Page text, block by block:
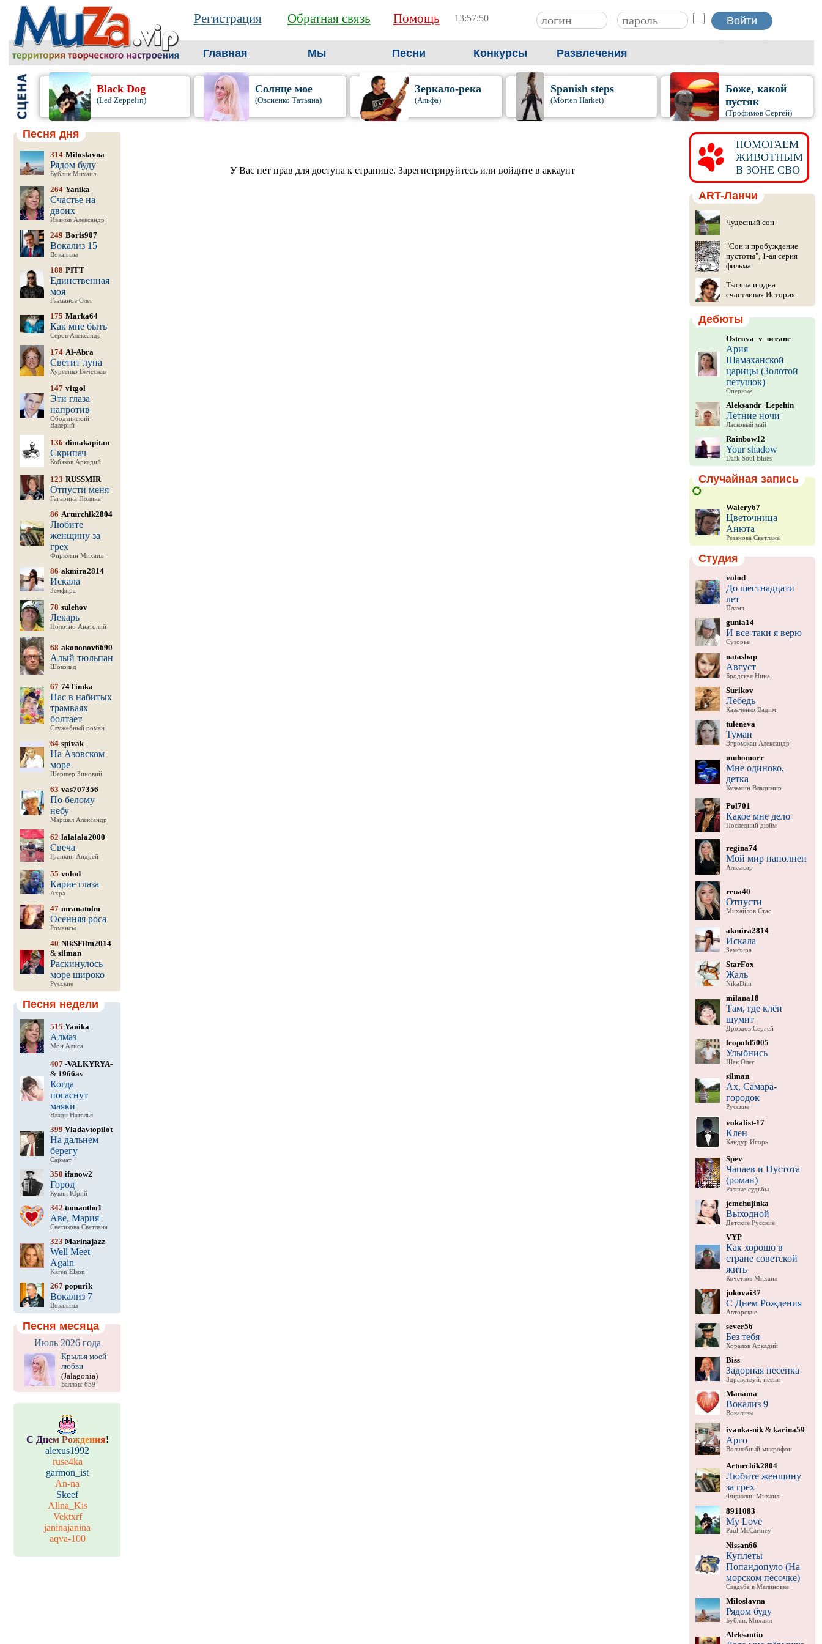
Регистрация Обратная связь Помощь 13:57:51
Главная Мы Песни Конкурсы Развлечения
Black Dog
(Led Zeppelin)
Солнце мое
(Овсиенко Татьяна)
Зеркало-река
(Альфа)
Spanish steps
(Morten Harket)
Боже, какой
пустяк
(Трофимов Сергей)
Песня дня
314 Miloslavna
Рядом буду
Бублик Михаил
264 Yanika
Счастье на
двоих
Иванов Александр
249 Boris907
Вокализ 15
Вокализы
188 PITT
Единственная
моя
Газманов Олег
175 Marka64
Как мне быть
Серов Александр
174 Al-Abra
Светит луна
Хурсенко Вячеслав
147 vitgol
Эти глаза
напротив
Ободзинский
Валерий
136 dimakapitan
Скрипач
Кобяков Аркадий
123 RUSSMIR
Отпусти меня
Гагарина Полина
86 Arturchik2804
Любите
женщину за
грех
Фирюлин Михаил
86 akmira2814
Искала
Земфира
78 sulehov
Лекарь
Полотно Анатолий
68 akononov6690
Алый тюльпан
Шоколад
67 74Timka
Нас в набитых
трамваях
болтает
Служебный роман
64 spivak
На Азовском
море
Шершер Зиновий
63 vas707356
По белому
небу
Маршал Александр
62 lalalala2000
Свеча
Гранкин Андрей
55 volod
Карие глаза
Ахра
47 mranatolm
Осенняя роса
Романсы
40 NikSFilm2014
& silman
Раскинулось
море широко
Русские
Песня недели
515 Yanika
Алмаз
Мон Алиса
407-VALKYRYA-
& 1966av
Когда
погаснут
маяки
Влади Наталья
399 Vladavtopilot
На дальнем
берегу
Сармат
350 ifanow2
Город
Кукин Юрий
342 tumantho1
Аве, Мария
Светикова Светлана
323 Marinajazz
Well Meet
Again
Karen Elson
267popurik
Вокализ 7
Вокализы
Песня месяца
Июль 2026 года
Крылья моей
любви
(Jalagonia)
Баллов: 659
С Днем Рождения!
alexus1992
ruse4ka
garmon_ist
An-na
Skeef
Alina_Kis
Vektxrf
janinajanina
aqva-100
У Вас нет прав для доступа к странице. Зарегистрируйтесь или войдите в аккаунт
ПОМОГАЕМ
ЖИВОТНЫМ
В ЗОНЕ СВО
ART-Ланчи
Чудесный сон
"Сон и пробуждение
пустоты", 1-ая серия
фильма
Тысяча и одна
счастливая История
Дебюты
Ostrova_v_oceane
Ария
Шамаханской
царицы (Золотой
петушок)
Оперные
Aleksandr_Lepehin
Летние ночи
Ласковый май
Rainbow12
Your shadow
Dark Soul Blues
Случайная запись
Walery67
Цветочница
Анюта
Резанова Светлана
Студия
volod
До шестнадцати
лет
Пламя
gunia14
И все-таки я верю
Сузорье
natashap
Август
Бродская Нина
Surikov
Лебедь
Казаченко Вадим
tuleneva
Туман
Эгромжан Александр
muhomorr
Мне одиноко,
детка
Кузьмин Владимир
Pol701
Какое мне дело
Последний дюйм
regina74
Мой мир наполнен
Алькасар
rena40
Отпусти
Михайлов Стас
akmira2814
Искала
Земфира
StarFox
Жаль
NikaDim
milana18
Там, где клён
шумит
Дроздов Сергей
leopold5005
Улыбнись
Шак Олег
silman
Ах, Самара-
городок
Русские
vokalist-17
Клен
Кандур Игорь
Spev
Чапаев и Пустота
(роман)
Разные судьбы
jemchujinka
Выходной
Детские Русские
VYP
Как хорошо в
стране советской
жить
Кочетков Михаил
jukovai37
С Днем Рождения
Авторские
sever56
Без тебя
Хоралов Аркадий
Biss
Задорная песенка
Здравствуй, песня
Manama
Вокализ 9
Вокализы
ivanka-nik& karina59
Арго
Волшебный микрофон
Arturchik2804
Любите женщину
за грех
Фирюлин Михаил
8911083
My Love
Paul McCartney
Nissan66
Куплеты
Попандопуло (На
морском песочке)
Свадьба в Малиновке
Miloslavna
Рядом буду
Бублик Михаил
Aleksantin